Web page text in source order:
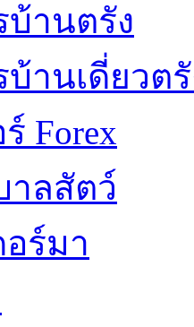
บ้านตรัง
บ้านเดี่ยวต
Forex
าลสัตว์
ร์มา